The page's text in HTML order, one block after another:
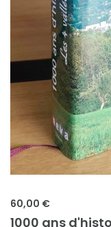
60,00 €
1000 ans